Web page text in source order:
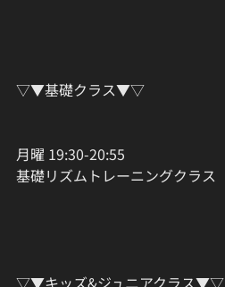
▽▼基礎クラス▼▽
月曜 19:30-20:55
基礎リズムトレーニングクラス
▽▼キッズ&ジュニアクラス▼▽